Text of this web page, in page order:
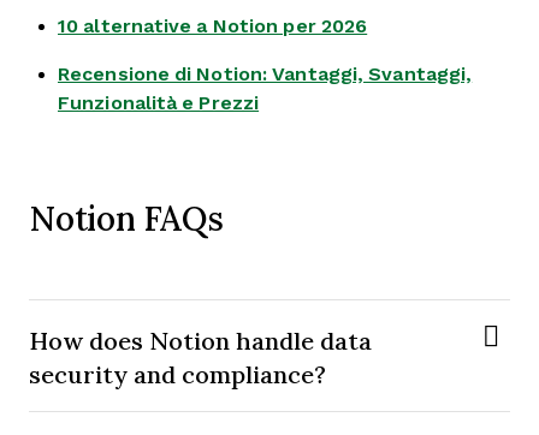
10 alternative a Notion per 2026Opens new
Recensione di Notion: Vantaggi, Svantaggi,
Funzionalità e PrezziOpens new window
Notion FAQs
How does Notion handle data
security and compliance?